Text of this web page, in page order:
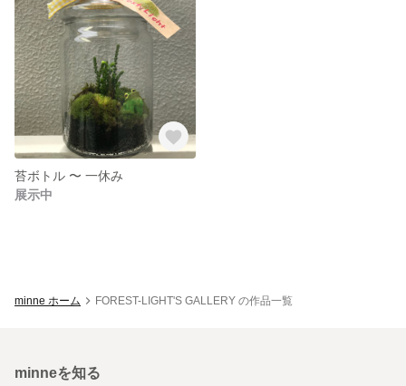
苔ボトル 〜 一休み
展示中
minne ホーム FOREST-LIGHT'S GALLERY の作品一覧
minneを知る